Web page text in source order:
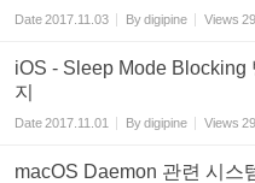
Date2017.11.03 Bydigipine Views
iOS - Sleep Mode Blocking
지
Date2017.11.01 Bydigipine Views
macOS Daemon 관련 시스